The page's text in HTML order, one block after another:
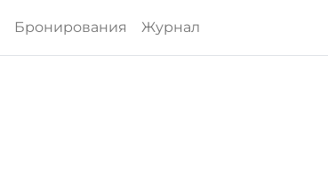
Бронирования Журнал